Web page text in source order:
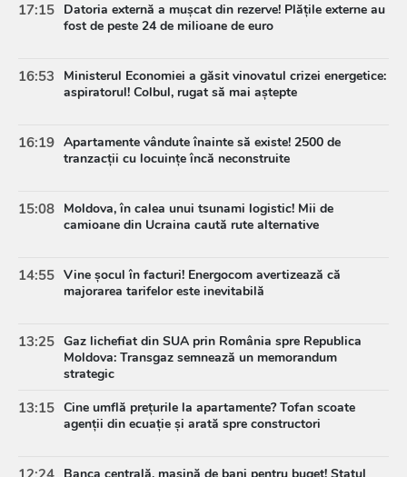
17:15 Datoria externă a mușcat din rezerve! Plățile externe au
fost de peste 24 de milioane de euro
16:53
Ministerul Economiei a găsit vinovatul crizei energetice:
aspiratorul! Colbul, rugat să mai aștepte
16:19 Apartamente vândute înainte să existe! 2500 de
tranzacții cu locuințe încă neconstruite
15:08 Moldova, în calea unui tsunami logistic! Mii de
camioane din Ucraina caută rute alternative
14:55 Vine șocul în facturi! Energocom avertizează că
majorarea tarifelor este inevitabilă
13:25 Gaz lichefiat din SUA prin România spre Republica
Moldova: Transgaz semnează un memorandum
strategic
13:15 Cine umflă prețurile la apartamente? Tofan scoate
agenții din ecuație și arată spre constructori